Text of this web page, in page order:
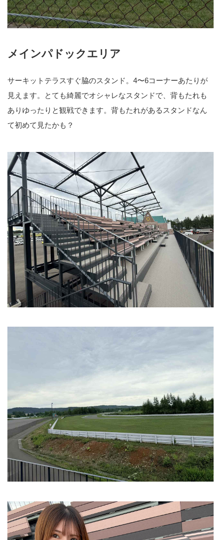
メインパドックエリア
サーキットテラスすぐ脇のスタンド。4〜6コーナーあたりが
見えます。とても綺麗でオシャレなスタンドで、背もたれも
ありゆったりと観戦できます。背もたれがあるスタンドなん
て初めて見たかも？